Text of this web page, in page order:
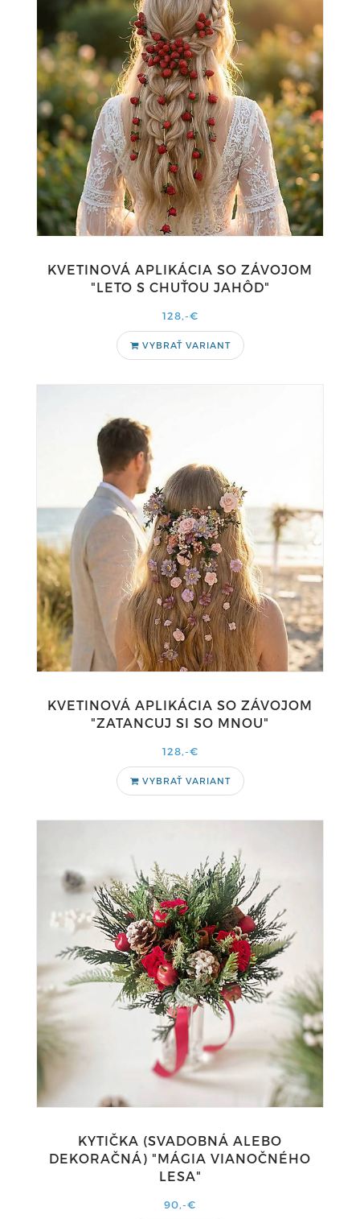
KVETINOVÁ APLIKÁCIA SO ZÁVOJOM
"LETO S CHUŤOU JAHÔD"
128,-€
VYBRAŤ VARIANT
KVETINOVÁ APLIKÁCIA SO ZÁVOJOM
"ZATANCUJ SI SO MNOU"
128,-€
VYBRAŤ VARIANT
KYTIČKA (SVADOBNÁ ALEBO
DEKORAČNÁ) "MÁGIA VIANOČNÉHO
LESA"
90,-€